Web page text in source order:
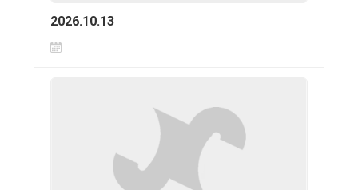
2026.10.13